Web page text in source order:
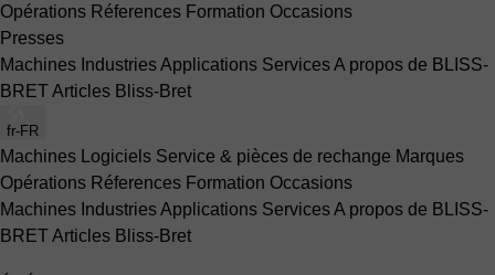
Opérations Réferences Formation Occasions
Presses
Machines IndustriesApplications ServicesA propos de BLISS-
BRETArticles Bliss-Bret
fr-FR
Machines Logiciels Service & pièces de rechange Marques
Opérations Réferences Formation Occasions
Machines IndustriesApplications ServicesA propos de BLISS-
BRETArticles Bliss-Bret